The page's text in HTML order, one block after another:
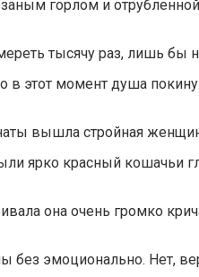
горлом и
тысячу раз, лишь бы
в этот момент душа
вышла стройная
ярко красный кошачьи
она очень громко
без эмоционально. Нет,